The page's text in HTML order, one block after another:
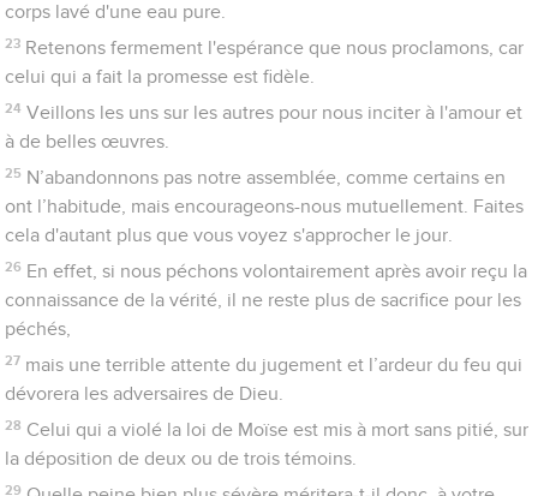
La foi
1 Or la foi, c'est la ferme assurance des choses qu'on espère, la
démonstration de celles qu'on ne voit pas.
2 C'est à cause d’elle que les anciens ont reçu un témoignage
favorable.
3 Par la foi, nous comprenons que l’univers a été formé par la
parole de Dieu, de sorte que le monde visible n’a pas été fait à
partir des choses visibles.
4 C'est par la foi qu'Abel a offert à Dieu un sacrifice plus grand
que celui de Caïn ; c'est grâce à elle qu'il a été déclaré juste,
car Dieu approuvait ses offrandes, et c'est par elle qu'il parle
encore bien qu’étant mort.
5 C'est à cause de sa foi qu'Hénoc a été enlevé pour échapper
à la mort, et on ne l’a plus retrouvé parce que Dieu l'avait